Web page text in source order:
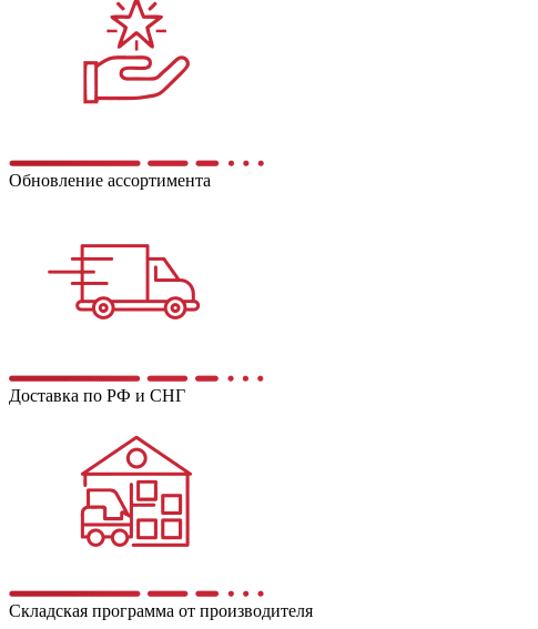
Обновление ассортимента
Доставка по РФ и СНГ
Складская программа от производителя